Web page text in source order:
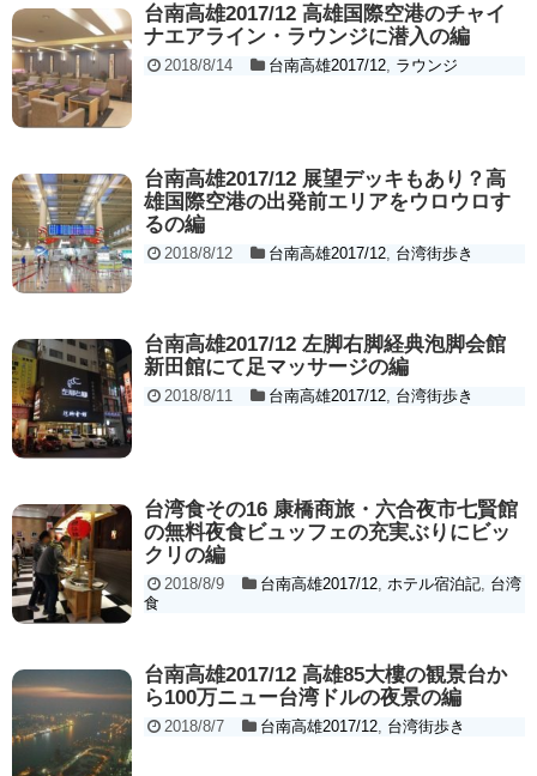
台南高雄2017/12 高雄国際空港のチャイ
ナエアライン・ラウンジに潜入の編
2018/8/14 台南高雄2017/12, ラウンジ
台南高雄2017/12 展望デッキもあり？高
雄国際空港の出発前エリアをウロウロす
るの編
2018/8/12 台南高雄2017/12, 台湾街歩き
台南高雄2017/12 左脚右脚経典泡脚会館
新田館にて足マッサージの編
2018/8/11 台南高雄2017/12, 台湾街歩き
台湾食その16 康橋商旅・六合夜市七賢館
の無料夜食ビュッフェの充実ぶりにビッ
クリの編
2018/8/9 台南高雄2017/12, ホテル宿泊記, 台湾
食
台南高雄2017/12 高雄85大樓の観景台か
ら100万ニュー台湾ドルの夜景の編
2018/8/7 台南高雄2017/12, 台湾街歩き